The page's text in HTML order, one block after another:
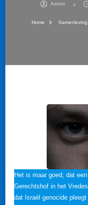
Admin
Home Samenleving
Het is maar goed, dat
Gerechtshof in het
dat Israël genocide